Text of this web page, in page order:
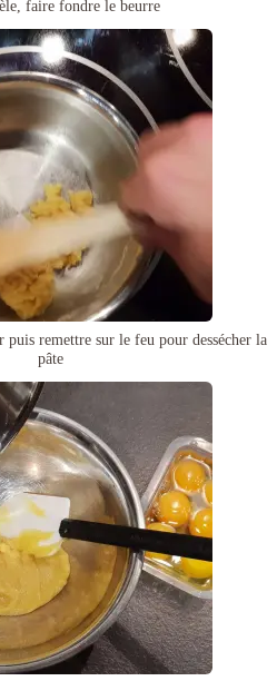
faire fondre le beurre
remettre sur le feu pour dessécher la
pâte